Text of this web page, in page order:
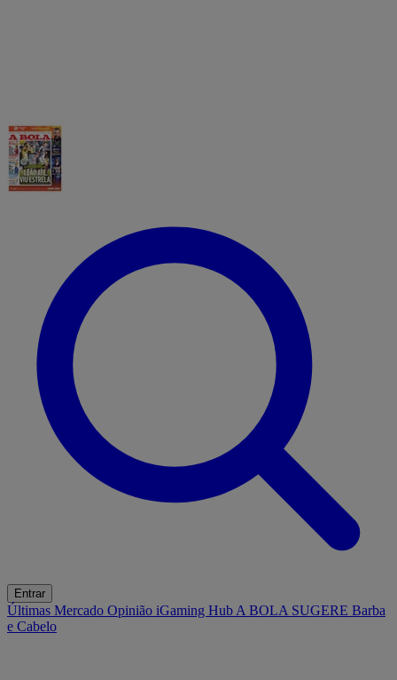
Entrar
Últimas Mercado Opinião iGaming Hub A BOLA SUGERE Barba
e Cabelo